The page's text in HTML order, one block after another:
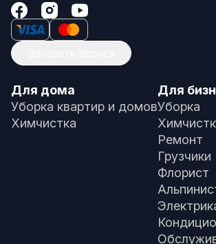
Для дома
Уборка квартир и домов
Химчистка
Для
Уборка
Ремонт
Грузчики
Флорист